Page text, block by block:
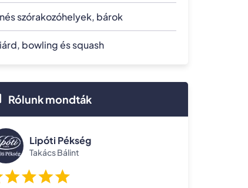
szórakozóhelyek, bárok
bowling és squash
Rólunk mondták
Lipóti Pékség
Takács Bálint